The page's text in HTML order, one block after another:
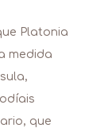
Platonia
medida
que